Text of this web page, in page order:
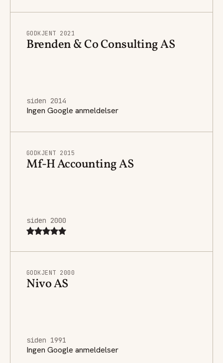
GODKJENT 2021
Brenden & Co Consulting AS
siden 2014
Ingen Google anmeldelser
GODKJENT 2015
Mf-H Accounting AS
siden 2000
GODKJENT 2000
Nivo AS
siden 1991
Ingen Google anmeldelser